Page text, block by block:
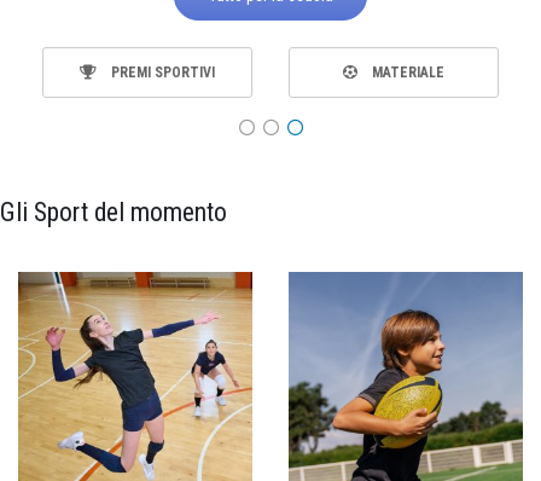
PREMI SPORTIVI MATERIALE
Gli Sport del momento